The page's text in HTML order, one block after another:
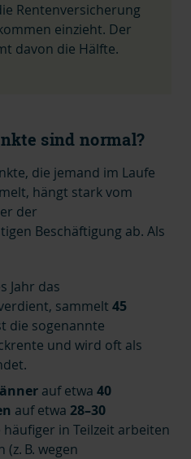
Rentenversicherung
einzieht. Der
davon die Hälfte.
sind normal?
die jemand im Laufe
hängt stark vom
der
Beschäftigung ab. Als
Jahr das
sammelt 45
die sogenannte
und wird oft als
auf etwa 40
auf etwa 28–30
häufiger in Teilzeit arbeiten
B. wegen